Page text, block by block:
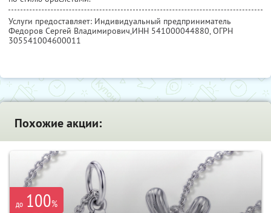
Услуги предоставляет: Индивидуальный предприниматель
Федоров Сергей Владимирович,ИНН 541000044880, ОГРН
305541004600011
Похожие акции:
до 100%